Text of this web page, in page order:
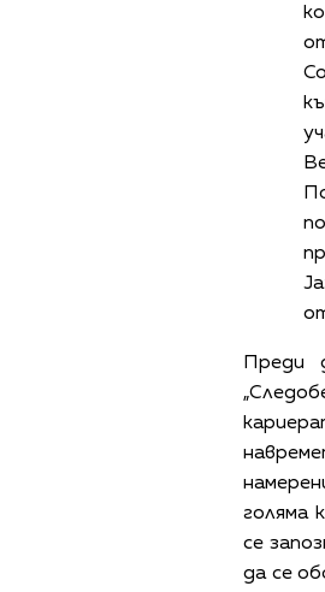
Преди
голяма
се
да се